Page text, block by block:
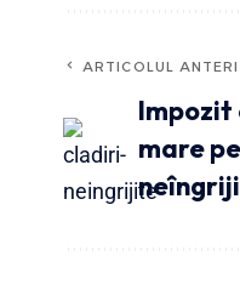
ARTICOLUL
Impozit
mare